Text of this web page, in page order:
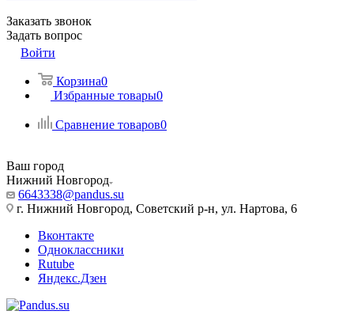
Заказать звонок
Задать вопрос
Войти
Корзина0
Избранные товары0
Сравнение товаров0
Ваш город
Нижний Новгород
6643338@pandus.su
г. Нижний Новгород, Советский р-н, ул. Нартова, 6
Вконтакте
Одноклассники
Rutube
Яндекс.Дзен